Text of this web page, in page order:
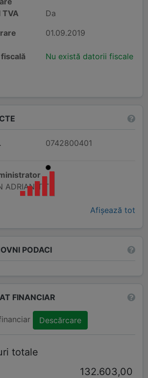
TVA
Da
01.09.2019
Nu există datorii fiscale
0742800401
ADRIAN TITI
Afișează tot
PODACI
FINANCIAR
Descărcare
totale
132.603,00